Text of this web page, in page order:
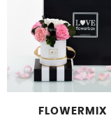
FLOWERMIX